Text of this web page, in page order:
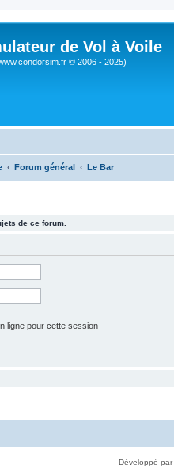
de Vol à Voile
© 2006 - 2025)
Forum général Le Bar
de ce forum.
ligne pour cette session
Développé par